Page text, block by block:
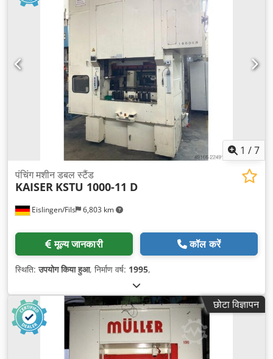
1 /7
Eislingen/Fils 6,803 km
पंचिंग मशीन डबल स्टैंड
KAISER KSTU 1000-11 D
मूल्य जानकारी कॉल करें
स्थिति:उपयोग किया हुआ, निर्माण वर्ष: 1995,
छोटा विज्ञापन